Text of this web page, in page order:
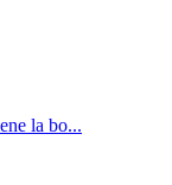
la bo...